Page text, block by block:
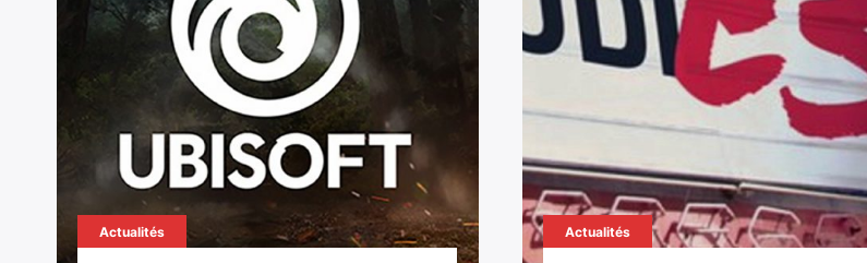
Actualités Actualités